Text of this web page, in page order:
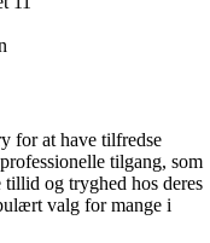
for at have tilfredse
tilgang, som
og tryghed hos deres
valg for mange i